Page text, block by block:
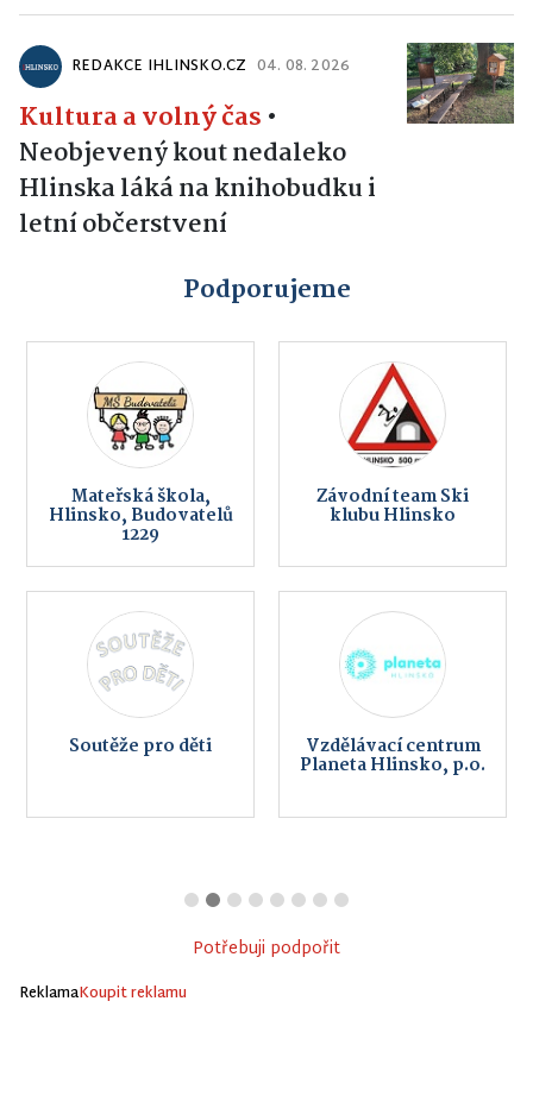
REDAKCE IHLINSKO.CZ 04. 08. 2026
Kultura a volný čas •
Neobjevený kout nedaleko
Hlinska láká na knihobudku i
letní občerstvení
Podporujeme
Mateřská škola,
Hlinsko, Budovatelů
1229
Závodní team Ski
klubu Hlinsko
Soutěže pro děti Vzdělávací centrum
Planeta Hlinsko, p.o.
Potřebuji podpořit
ReklamaKoupit reklamu